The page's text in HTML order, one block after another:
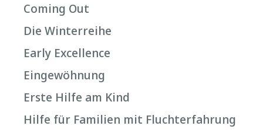
Coming Out
Die Winterreihe
Early Excellence
Eingewöhnung
Erste Hilfe am Kind
Hilfe für Familien mit Fluchterfahrung